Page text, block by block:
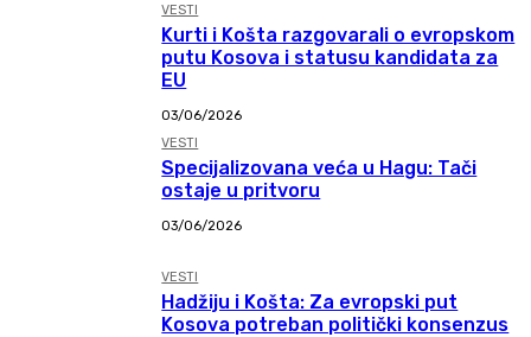
VESTI
Kurti i Košta razgovarali o evropskom
putu Kosova i statusu kandidata za
EU
03/06/2026
VESTI
Specijalizovana veća u Hagu: Tači
ostaje u pritvoru
03/06/2026
VESTI
Hadžiju i Košta: Za evropski put
Kosova potreban politički konsenzus